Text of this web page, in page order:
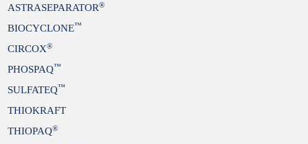
ASTRASEPARATOR®
BIOCYCLONE™
CIRCOX®
PHOSPAQ™
SULFATEQ™
THIOKRAFT
THIOPAQ®